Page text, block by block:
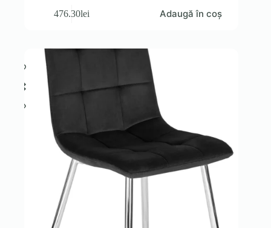
476.30lei Adaugă în coș